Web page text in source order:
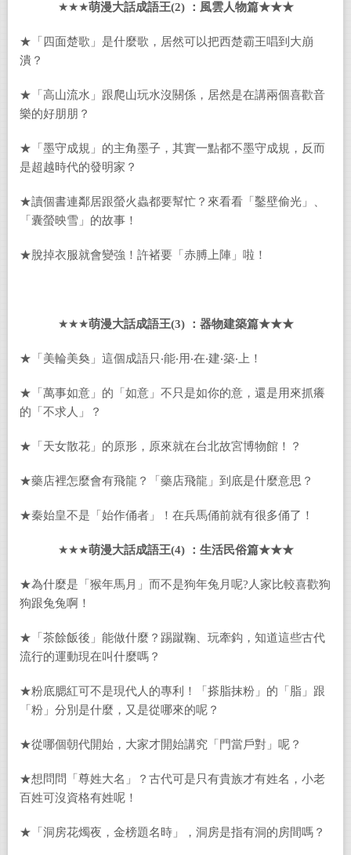
★★★萌漫大話成語王(2) ：風雲人物篇★★★
★「四面楚歌」是什麼歌，居然可以把西楚霸王唱到大崩
潰？
★「高山流水」跟爬山玩水沒關係，居然是在講兩個喜歡音
樂的好朋朋？
★「墨守成規」的主角墨子，其實一點都不墨守成規，反而
是超越時代的發明家？
★讀個書連鄰居跟螢火蟲都要幫忙？來看看「鑿壁偷光」、
「囊螢映雪」的故事！
★脫掉衣服就會變強！許褚要「赤膊上陣」啦！
★★★萌漫大話成語王(3) ：器物建築篇★★★
★「美輪美奐」這個成語只‧能‧用‧在‧建‧築‧上！
★「萬事如意」的「如意」不只是如你的意，還是用來抓癢
的「不求人」？
★「天女散花」的原形，原來就在台北故宮博物館！？
★藥店裡怎麼會有飛龍？「藥店飛龍」到底是什麼意思？
★秦始皇不是「始作俑者」！在兵馬俑前就有很多俑了！
★★★萌漫大話成語王(4) ：生活民俗篇★★★
★為什麼是「猴年馬月」而不是狗年兔月呢?人家比較喜歡狗
狗跟兔兔啊！
★「茶餘飯後」能做什麼？踢蹴鞠、玩牽鈎，知道這些古代
流行的運動現在叫什麼嗎？
★粉底腮紅可不是現代人的專利！「搽脂抹粉」的「脂」跟
「粉」分別是什麼，又是從哪來的呢？
★從哪個朝代開始，大家才開始講究「門當戶對」呢？
★想問問「尊姓大名」？古代可是只有貴族才有姓名，小老
百姓可沒資格有姓呢！
★「洞房花燭夜，金榜題名時」，洞房是指有洞的房間嗎？